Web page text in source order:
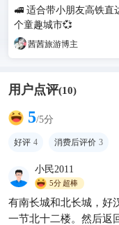
🚅 适合带小朋友高铁直
个童趣城市💞
茜茜旅游博主
用户点评(10)
5/5分
好评 4 消费后评价 3
小民2011
5分超棒
有南长城和北长城，好
一节北十二楼。然后返